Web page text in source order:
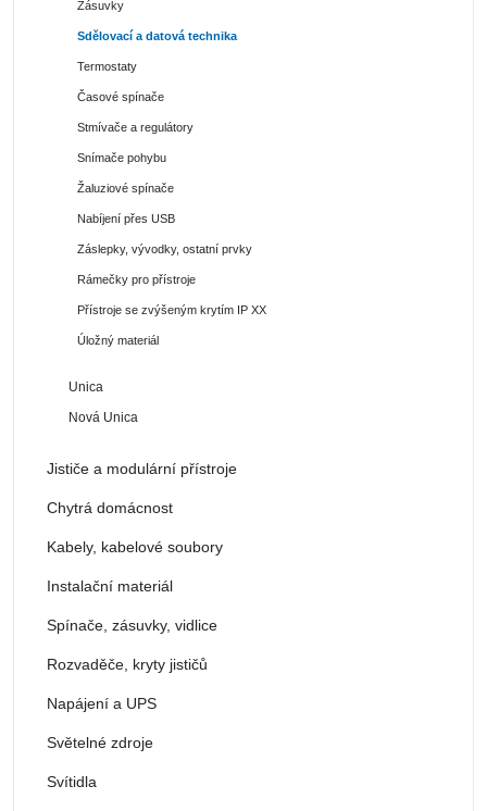
Zásuvky
Sdělovací a datová technika
Termostaty
Časové spínače
Stmívače a regulátory
Snímače pohybu
Žaluziové spínače
Nabíjení přes USB
Záslepky, vývodky, ostatní prvky
Rámečky pro přístroje
Přístroje se zvýšeným krytím IP XX
Úložný materiál
Unica
Nová Unica
Jističe a modulární přístroje
Chytrá domácnost
Kabely, kabelové soubory
Instalační materiál
Spínače, zásuvky, vidlice
Rozvaděče, kryty jističů
Napájení a UPS
Světelné zdroje
Svítidla